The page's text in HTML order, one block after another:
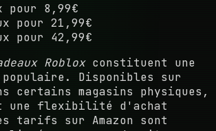
pour 8,99€
pour 21,99€
pour 42,99€
Robloxconstituent une
Disponibles sur
certains magasins physiques,
une flexibilité d'achat
tarifs sur Amazon sont